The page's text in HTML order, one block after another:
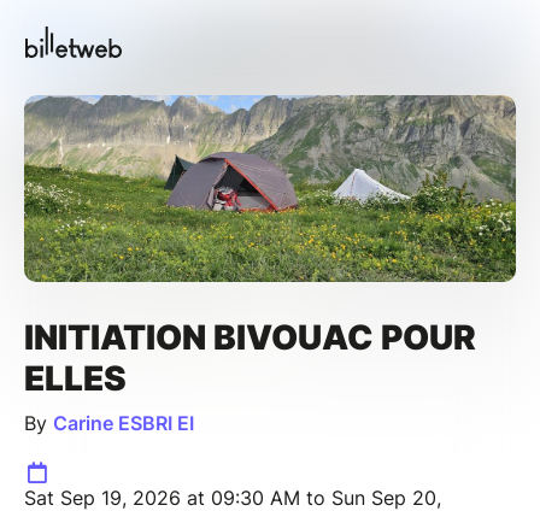
INITIATION BIVOUAC POUR
ELLES
By Carine ESBRI EI
Sat Sep 19, 2026 at 09:30 AM to Sun Sep 20,